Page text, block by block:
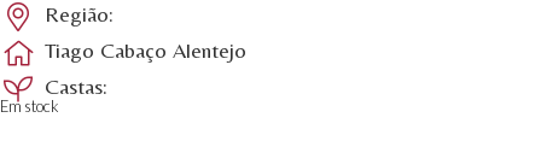
Região:
Tiago Cabaço Alentejo
Castas:
Em stock